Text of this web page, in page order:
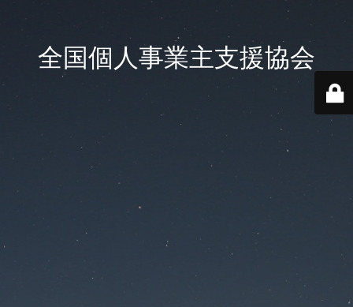
全国個人事業主支援協会